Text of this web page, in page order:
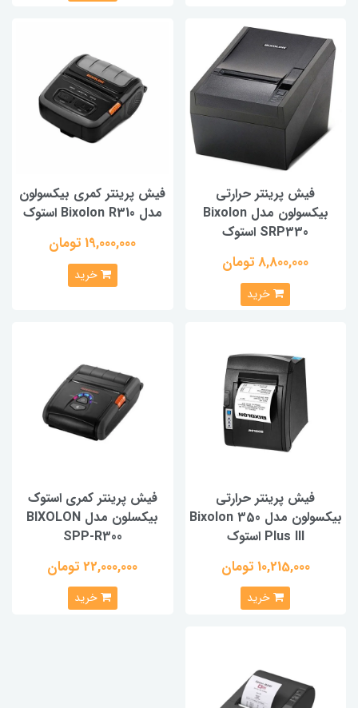
فیش پرینتر حرارتی
بیکسولون مدل Bixolon
SRP330 استوک
8,800,000 تومان
خرید
فیش پرینتر کمری بیکسولون
مدل Bixolon R310 استوک
19,000,000 تومان
خرید
فیش پرینتر حرارتی
بیکسولون مدل Bixolon 350
Plus III استوک
10,215,000 تومان
خرید
فیش پرینتر کمری استوک
بیکسلون مدل BIXOLON
SPP-R300
22,000,000 تومان
خرید